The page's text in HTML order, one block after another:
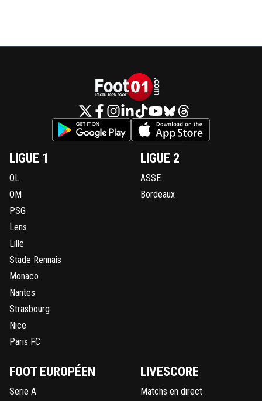
LIGUE 1
OL
OM
PSG
Lens
Lille
Stade Rennais
Monaco
Nantes
Strasbourg
Nice
Paris FC
LIGUE 2
ASSE
Bordeaux
FOOT EUROPÉEN
Serie A
LIVESCORE
Matchs en direct